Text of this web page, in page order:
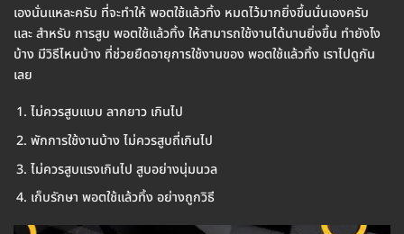
เองนั่นแหละครับ ที่จะทำให้ พอตใช้แล้วทิ้ง หมดไว้มากยิ่งขึ้นนั่นเองครับ
และ สำหรับ การสูบ พอตใช้แล้วทิ้ง ให้สามารถใช้งานได้นานยิ่งขึ้น ทำยังไง
บ้าง มีวิธีไหนบ้าง ที่ช่วยยืดอายุการใช้งานของ พอตใช้แล้วทิ้ง เราไปดูกัน
เลย
ไม่ควรสูบแบบ ลากยาว เกินไป
พักการใช้งานบ้าง ไม่ควรสูบถี่เกินไป
ไม่ควรสูบแรงเกินไป สูบอย่างนุ่มนวล
เก็บรักษา พอตใช้แล้วทิ้ง อย่างถูกวิธี